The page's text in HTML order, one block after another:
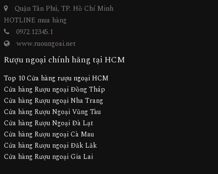
Quận Tân Phú, TP. Hồ Chí Minh
HOTLINE mua hàng
0972.12345.1
www.ruoungoai.net
Rượu ngoại chính hãng tại HCM
Top 10 Cửa hàng rượu ngoại HCM
Cửa hàng Rượu ngoại Đồng Tháp
Cửa hàng Rượu ngoại Nha Trang
Cửa hàng Rượu Ngoại Vũng Tàu
Cửa hàng Rượu Ngoại Đà Lạt
Cửa hàng Rượu ngoại Cà Mau
Cửa hàng Rượu ngoại Đăk Lăk
Cửa hàng Rượu ngoại Gia Lai